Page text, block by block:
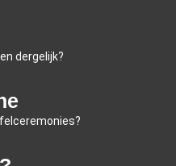
dergelijk?